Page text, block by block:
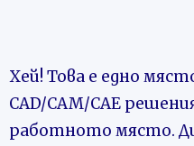
Хей! Това е едно
CAD/CAM/CAE
работното място.